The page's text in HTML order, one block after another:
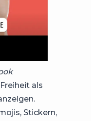
als
Stickern,